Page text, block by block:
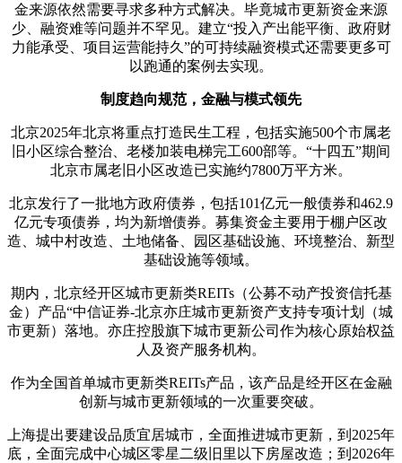
金来源依然需要寻求多种方式解决。毕竟城市更新资金来源
少、融资难等问题并不罕见。建立“投入产出能平衡、政府财
力能承受、项目运营能持久”的可持续融资模式还需要更多可
以跑通的案例去实现。
制度趋向规范，金融与模式领先
北京2025年北京将重点打造民生工程，包括实施500个市属老
旧小区综合整治、老楼加装电梯完工600部等。“十四五”期间
北京市属老旧小区改造已实施约7800万平方米。
北京发行了一批地方政府债券，包括101亿元一般债券和462.9
亿元专项债券，均为新增债券。募集资金主要用于棚户区改
造、城中村改造、土地储备、园区基础设施、环境整治、新型
基础设施等领域。
期内，北京经开区城市更新类REITs（公募不动产投资信托基
金）产品“中信证券-北京亦庄城市更新资产支持专项计划（城
市更新）落地。亦庄控股旗下城市更新公司作为核心原始权益
人及资产服务机构。
作为全国首单城市更新类REITs产品，该产品是经开区在金融
创新与城市更新领域的一次重要突破。
上海提出要建设品质宜居城市，全面推进城市更新，到2025年
底，全面完成中心城区零星二级旧里以下房屋改造；到2026年